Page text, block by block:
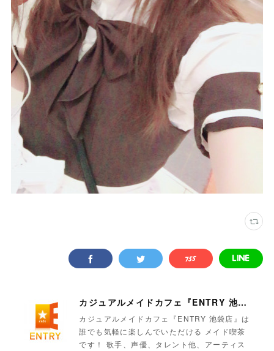
カジュアルメイドカフェ『ENTRY 池袋店』
カジュアルメイドカフェ『ENTRY 池袋店』は
誰でも気軽に楽しんでいただける メイド喫茶
です！ 歌手、声優、タレント他、アーティス